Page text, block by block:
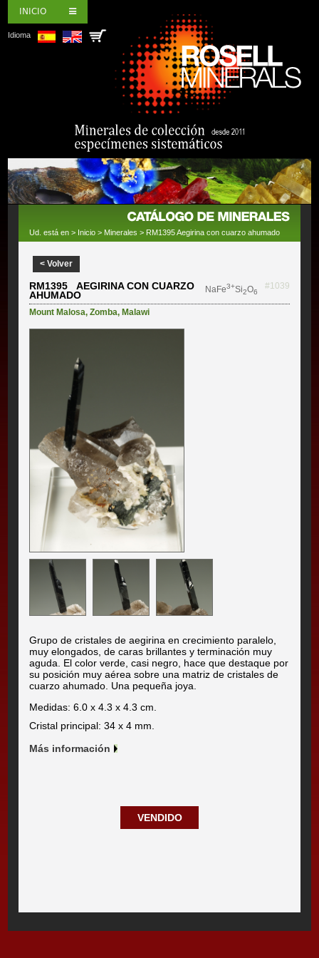
INICIO
Idioma
Ud. está en > Inicio > Minerales > RM1395 Aegirina con cuarzo ahumado
< Volver
RM1395 AEGIRINA CON CUARZO
AHUMADO
NaFe3+Si2O6
#1039
Mount Malosa,Zomba, Malawi
Grupo de cristales de aegirina en crecimiento paralelo,
muy elongados, de caras brillantes y terminación muy
aguda. El color verde, casi negro, hace que destaque por
su posición muy aérea sobre una matriz de cristales de
cuarzo ahumado. Una pequeña joya.
Medidas: 6.0 x 4.3 x 4.3 cm.
Cristal principal: 34 x 4 mm.
Más información
VENDIDO